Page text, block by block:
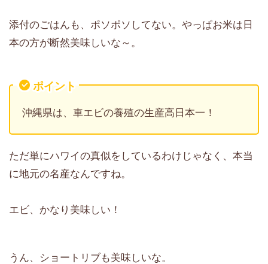
添付のごはんも、ポソポソしてない。やっぱお米は日
本の方が断然美味しいな～。
ポイント
沖縄県は、車エビの養殖の生産高日本一！
ただ単にハワイの真似をしているわけじゃなく、本当
に地元の名産なんですね。
エビ、かなり美味しい！
うん、ショートリブも美味しいな。